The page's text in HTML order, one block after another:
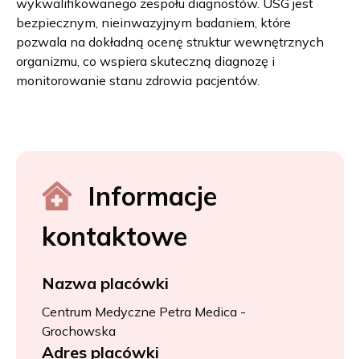
wykwalifikowanego zespołu diagnostów. USG jest
bezpiecznym, nieinwazyjnym badaniem, które
pozwala na dokładną ocenę struktur wewnętrznych
organizmu, co wspiera skuteczną diagnozę i
monitorowanie stanu zdrowia pacjentów.
Informacje
kontaktowe
Nazwa placówki
Centrum Medyczne Petra Medica -
Grochowska
Adres placówki